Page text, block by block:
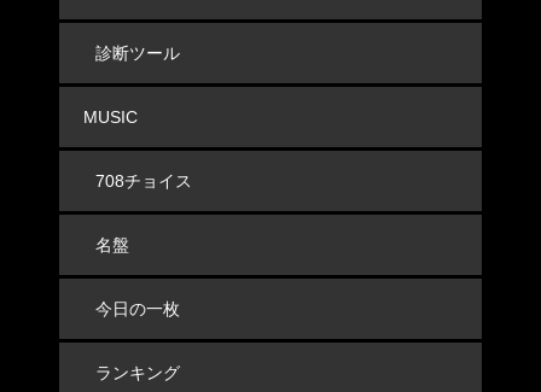
診断ツール
MUSIC
708チョイス
名盤
今日の一枚
ランキング